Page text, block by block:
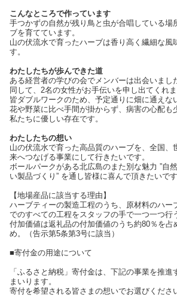
こんなところで作っています
手つかずの自然が残り鳥と虫が合唱している場
ブを育てています。
山の伏流水で育ったハーブは香り高く繊細な風
す。
わたしたちが歩んできた道
ある経営者の学びの会でメンバーは出会いまし
同して、2名の女性がお手伝いを申し出てくれ
皆ダブルワークのため、予定通りに畑に通えな
花や野菜に比べ手間が掛からず、病害の心配も
私たちに優しい存在です。
わたしたちの想い
山の伏流水で育った高品質のハーブを、全国、
来へつなげる事業にして行きたいです。
ボールパークがある北広島のまた別な魅力 ”自
い製品づくり” を通し皆様に喜んで頂きたいです
【地場産品に該当する理由】
ハーブティーの製造工程のうち、原材料のハー
でのすべての工程をスタッフの手で一つ一つ行
付加価値は返礼品の付加価値のうち約80％を占
め。（告示第5条第3号に該当）
■寄付金の用途について
「ふるさと納税」寄付金は、下記の事業を推
まいります。
寄付を希望される皆さまの想いでお選びくださ